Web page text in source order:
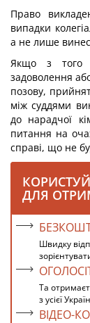
Право
випадки
а не лише
Якщо з того
задоволення
позову,
між суддями
до нарадчої
питання на
справі, що не
ДЛЯ
Швидку
Та
з усієї
ВІДЕО-